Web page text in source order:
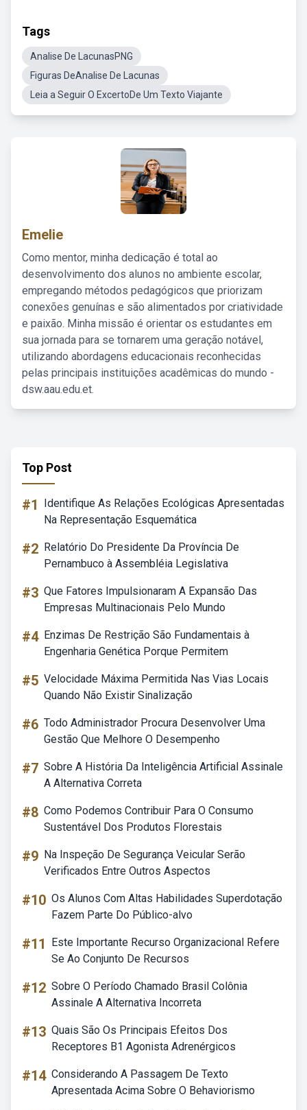
Tags
Analise De LacunasPNG
Figuras DeAnalise De Lacunas
Leia a Seguir O ExcertoDe Um Texto Viajante
Emelie
Como mentor, minha dedicação é total ao
desenvolvimento dos alunos no ambiente escolar,
empregando métodos pedagógicos que priorizam
conexões genuínas e são alimentados por criatividade
e paixão. Minha missão é orientar os estudantes em
sua jornada para se tornarem uma geração notável,
utilizando abordagens educacionais reconhecidas
pelas principais instituições acadêmicas do mundo -
dsw.aau.edu.et.
Top Post
#1
Identifique As Relações Ecológicas Apresentadas
Na Representação Esquemática
#2 Relatório Do Presidente Da Província De
Pernambuco à Assembléia Legislativa
#3 Que Fatores Impulsionaram A Expansão Das
Empresas Multinacionais Pelo Mundo
#4 Enzimas De Restrição São Fundamentais à
Engenharia Genética Porque Permitem
#5 Velocidade Máxima Permitida Nas Vias Locais
Quando Não Existir Sinalização
#6 Todo Administrador Procura Desenvolver Uma
Gestão Que Melhore O Desempenho
#7 Sobre A História Da Inteligência Artificial Assinale
A Alternativa Correta
#8 Como Podemos Contribuir Para O Consumo
Sustentável Dos Produtos Florestais
#9 Na Inspeção De Segurança Veicular Serão
Verificados Entre Outros Aspectos
#10 Os Alunos Com Altas Habilidades Superdotação
Fazem Parte Do Público-alvo
#11
Este Importante Recurso Organizacional Refere
Se Ao Conjunto De Recursos
#12 Sobre O Período Chamado Brasil Colônia
Assinale A Alternativa Incorreta
#13 Quais São Os Principais Efeitos Dos
Receptores B1 Agonista Adrenérgicos
#14 Considerando A Passagem De Texto
Apresentada Acima Sobre O Behaviorismo